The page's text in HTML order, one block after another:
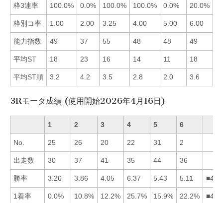
枠3連率 100.0% 0.0% 100.0% 100.0% 0.0% 20.0%
枠別コ率 1.00 2.00 3.25 4.00 5.00 6.00
能力指数 49 37 55 48 48 49
平均ST 18 23 16 14 11 18
平均ST順 3.2 4.2 3.5 2.8 2.0 3.6
3Rモータ成績 (使用開始2026年4月16日)
1 2 3 4 5 6
No. 25 26 20 22 31 2
出走数 30 37 41 35 44 36
勝率 3.20 3.86 4.05 6.37 5.43 5.11
1着率 0.0% 10.8% 12.2% 25.7% 15.9% 22.2%